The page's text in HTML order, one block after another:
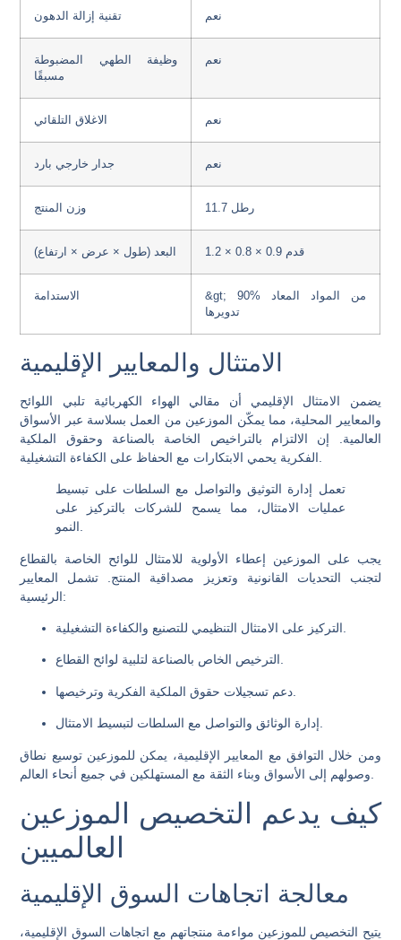
تقنية إزالة الدهون نعم
وظيفة الطهي المضبوطة
مسبقًا
نعم
الاغلاق التلقائي نعم
جدار خارجي بارد نعم
وزن المنتج 11.7 رطل
البعد (طول × عرض × ارتفاع) 1.2 × 0.8 × 0.9 قدم
الاستدامة
&gt; 90% من المواد المعاد
تدويرها
الامتثال والمعايير الإقليمية
يضمن الامتثال الإقليمي أن مقالي الهواء الكهربائية تلبي اللوائح
والمعايير المحلية، مما يمكّن الموزعين من العمل بسلاسة عبر الأسواق
العالمية. إن الالتزام بالتراخيص الخاصة بالصناعة وحقوق الملكية
تعمل إدارة التوثيق والتواصل مع السلطات على تبسيط
عمليات الامتثال، مما يسمح للشركات بالتركيز على
النمو.
يجب على الموزعين إعطاء الأولوية للامتثال للوائح الخاصة بالقطاع
لتجنب التحديات القانونية وتعزيز مصداقية المنتج. تشمل المعايير
الرئيسية:
الترخيص الخاص بالصناعة لتلبية لوائح القطاع.
ومن خلال التوافق مع المعايير الإقليمية، يمكن للموزعين توسيع نطاق
كيف يدعم التخصيص الموزعين
العالميين
معالجة اتجاهات السوق الإقليمية
يتيح التخصيص للموزعين مواءمة منتجاتهم مع اتجاهات السوق الإقليمية،